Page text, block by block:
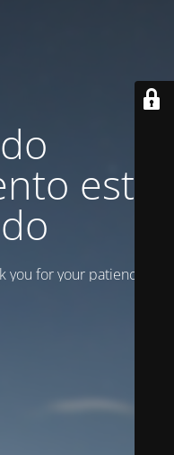
está
for your patience!